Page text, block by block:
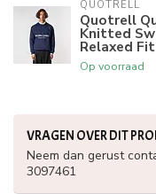
QUOTRELL
Quotrell
Knitted
Relaxed Fit
Op voorraad
VRAGEN OVER DIT
Neem dan gerust
3097461